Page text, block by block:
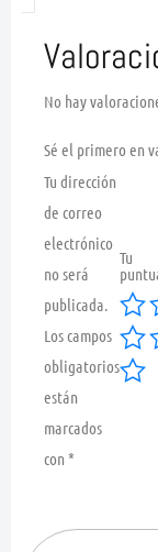
No hay
Sé el primero en
Tu dirección
de correo
electrónico
no será
publicada.
Los campos
obligatorios
están
marcados
con *
Tu